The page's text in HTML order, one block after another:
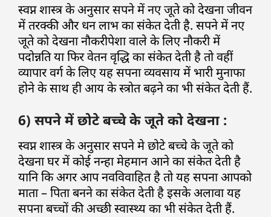
स्वप्न शास्त्र के अनुसार सपने में नए जूते को देखना जीवन
में तरक्की और धन लाभ का संकेत देती है. सपने में नए
जूते को देखना नौकरीपेशा वाले के लिए नौकरी में
पदोन्नति या फिर वेतन वृद्धि का संकेत देती है तो वहीं
व्यापार वर्ग के लिए यह सपना व्यवसाय में भारी मुनाफा
होने के साथ ही आय के स्त्रोत बढ़ने का भी संकेत देती हैं.
6) सपने में छोटे बच्चे के जूते को देखना :
स्वप्न शास्त्र के अनुसार सपने मे छोटे बच्चे के जूते को
देखना घर में कोई नन्हा मेहमान आने का संकेत देती है
यानि कि अगर आप नवविवाहित है तो यह सपना आपको
माता – पिता बनने का संकेत देती है इसके अलावा यह
सपना बच्चों की अच्छी स्वास्थ्य का भी संकेत देती हैं.